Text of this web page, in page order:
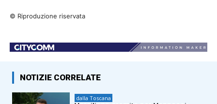
© Riproduzione riservata
NOTIZIE CORRELATE
dalla Toscana